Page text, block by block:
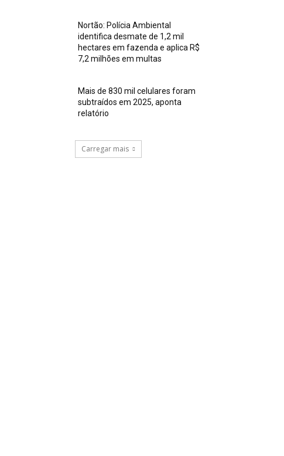
Nortão: Polícia Ambiental
identifica desmate de 1,2 mil
hectares em fazenda e aplica R$
7,2 milhões em multas
Mais de 830 mil celulares foram
subtraídos em 2025, aponta
relatório
Carregar mais